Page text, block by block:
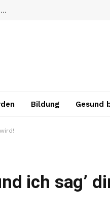
Der Bauernhof-Effekt, so klar wie nie zuvor
Bildung Gesund
ich sag’